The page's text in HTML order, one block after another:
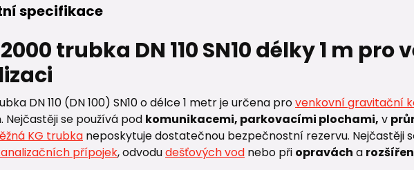
specifikace
2000 trubka DN 110 SN10 délky 1 m pro
DN 110 (DN 100) SN10 o délce 1 metr je určena provenkovní gravitační
. Nejčastěji se používá pod komunikacemi, parkovacími plochami, v
KG trubkaneposkytuje dostatečnou bezpečnostní rezervu. Nejčastěji
přípojek, odvodudešťových vodnebo při opravách a